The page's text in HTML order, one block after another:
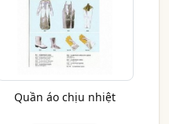
Quần áo chịu nhiệt